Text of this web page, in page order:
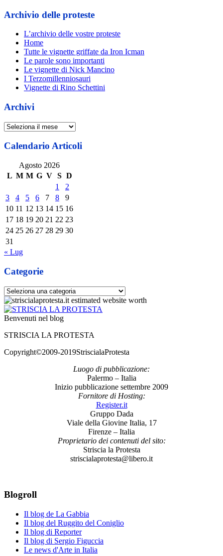
Archivio delle proteste
L’archivio delle vostre proteste
Home
Tutte le vignette griffate da Iron Icman
Le parole sono importanti
Le vignette di Nick Mancino
I Terzomillenniosauri
Vignette di Rino Schettini
Archivi
Archivi
Calendario Articoli
Agosto 2026
L M M G V S D
1
2
3
4 5 6 7 8
9
10 11 12 13 14 15 16
17 18 19 20 21 22 23
24 25 26 27 28 29 30
31
« Lug
Categorie
Categorie
Benvenuti nel blog
STRISCIA LA PROTESTA
Copyright©2009-2019StriscialaProtesta
Luogo di pubblicazione:
Palermo – Italia
Inizio pubblicazione settembre 2009
Fornitore di Hosting:
Register.it
Gruppo Dada
Viale della Giovine Italia, 17
Firenze – Italia
Proprietario dei contenuti del sito:
Striscia la Protesta
striscialaprotesta@libero.it
Blogroll
Il blog de La Gabbia
Il blog del Ruggito del Coniglio
Il blog di Reporter
Il blog di Sergio Figuccia
Le news d'Arte in Italia